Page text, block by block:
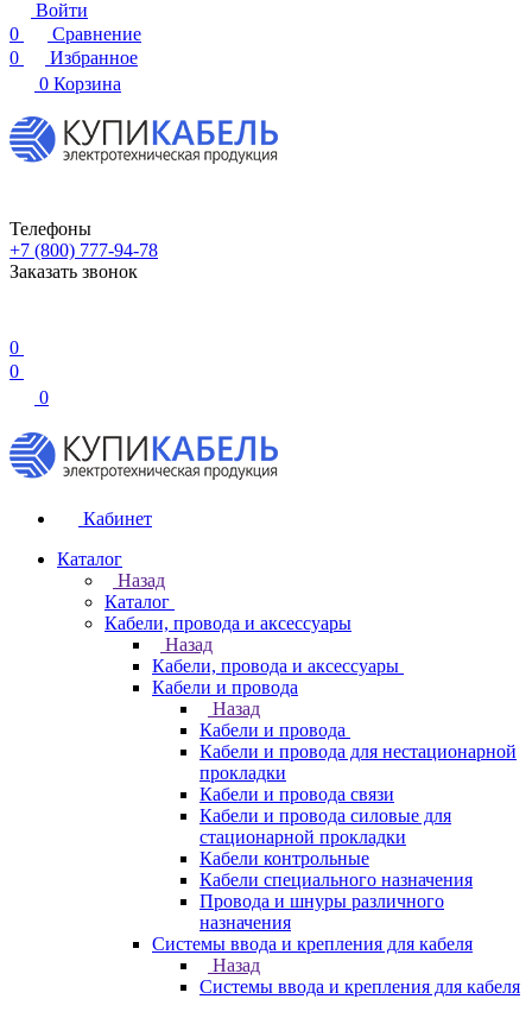
Войти
0
Сравнение
0
Избранное
0 Корзина
Телефоны
+7 (800) 777-94-78
Заказать звонок
0
0
0
Кабинет
Каталог
Назад
Каталог
Кабели, провода и аксессуары
Назад
Кабели, провода и аксессуары
Кабели и провода
Назад
Кабели и провода
Кабели и провода для нестационарной
прокладки
Кабели и провода связи
Кабели и провода силовые для
стационарной прокладки
Кабели контрольные
Кабели специального назначения
Провода и шнуры различного
назначения
Системы ввода и крепления для кабеля
Назад
Системы ввода и крепления для кабеля